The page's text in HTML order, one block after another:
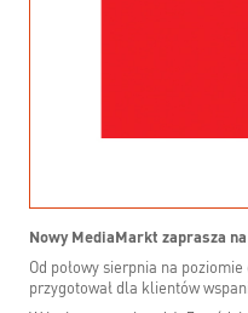
Nowy MediaMarkt zaprasza
Od połowy sierpnia na
przygotował dla klientów